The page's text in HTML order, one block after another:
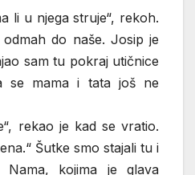
li u njega struje“, rekoh.
do naše. Josip je
sam tu pokraj utičnice
se mama i tata još ne
rekao je kad se vratio.
Šutke smo stajali tu i
Nama, kojima je glava